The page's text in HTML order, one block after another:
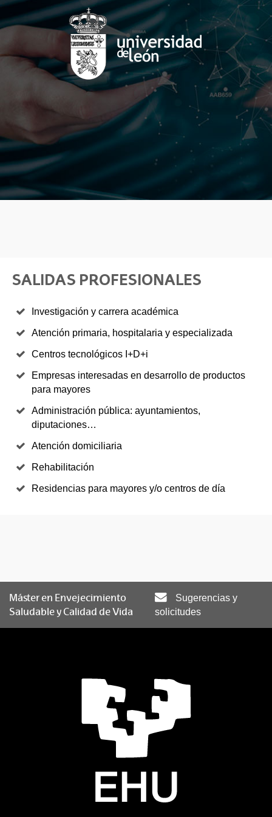
SALIDAS PROFESIONALES
Investigación y carrera académica
Atención primaria, hospitalaria y especializada
Centros tecnológicos I+D+i
Empresas interesadas en desarrollo de productos
para mayores
Administración pública: ayuntamientos,
diputaciones…
Atención domiciliaria
Rehabilitación
Residencias para mayores y/o centros de día
Máster en Envejecimiento
Saludable y Calidad de Vida
Sugerencias y
solicitudes